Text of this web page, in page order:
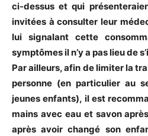
ci-dessus et qui
invitées à consulter leur
lui signalant cette
symptômes il n’y a pas lieu de
Par ailleurs, afin de limiter la
personne (en particulier au
jeunes enfants), il est
mains avec eau et savon
après avoir changé son